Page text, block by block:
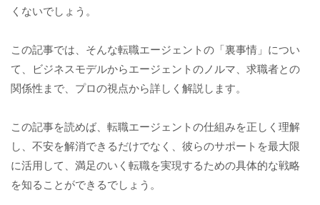
くないでしょう。
この記事では、そんな転職エージェントの「裏事情」につい
て、ビジネスモデルからエージェントのノルマ、求職者との
関係性まで、プロの視点から詳しく解説します。
この記事を読めば、転職エージェントの仕組みを正しく理解
し、不安を解消できるだけでなく、彼らのサポートを最大限
に活用して、満足のいく転職を実現するための具体的な戦略
を知ることができるでしょう。